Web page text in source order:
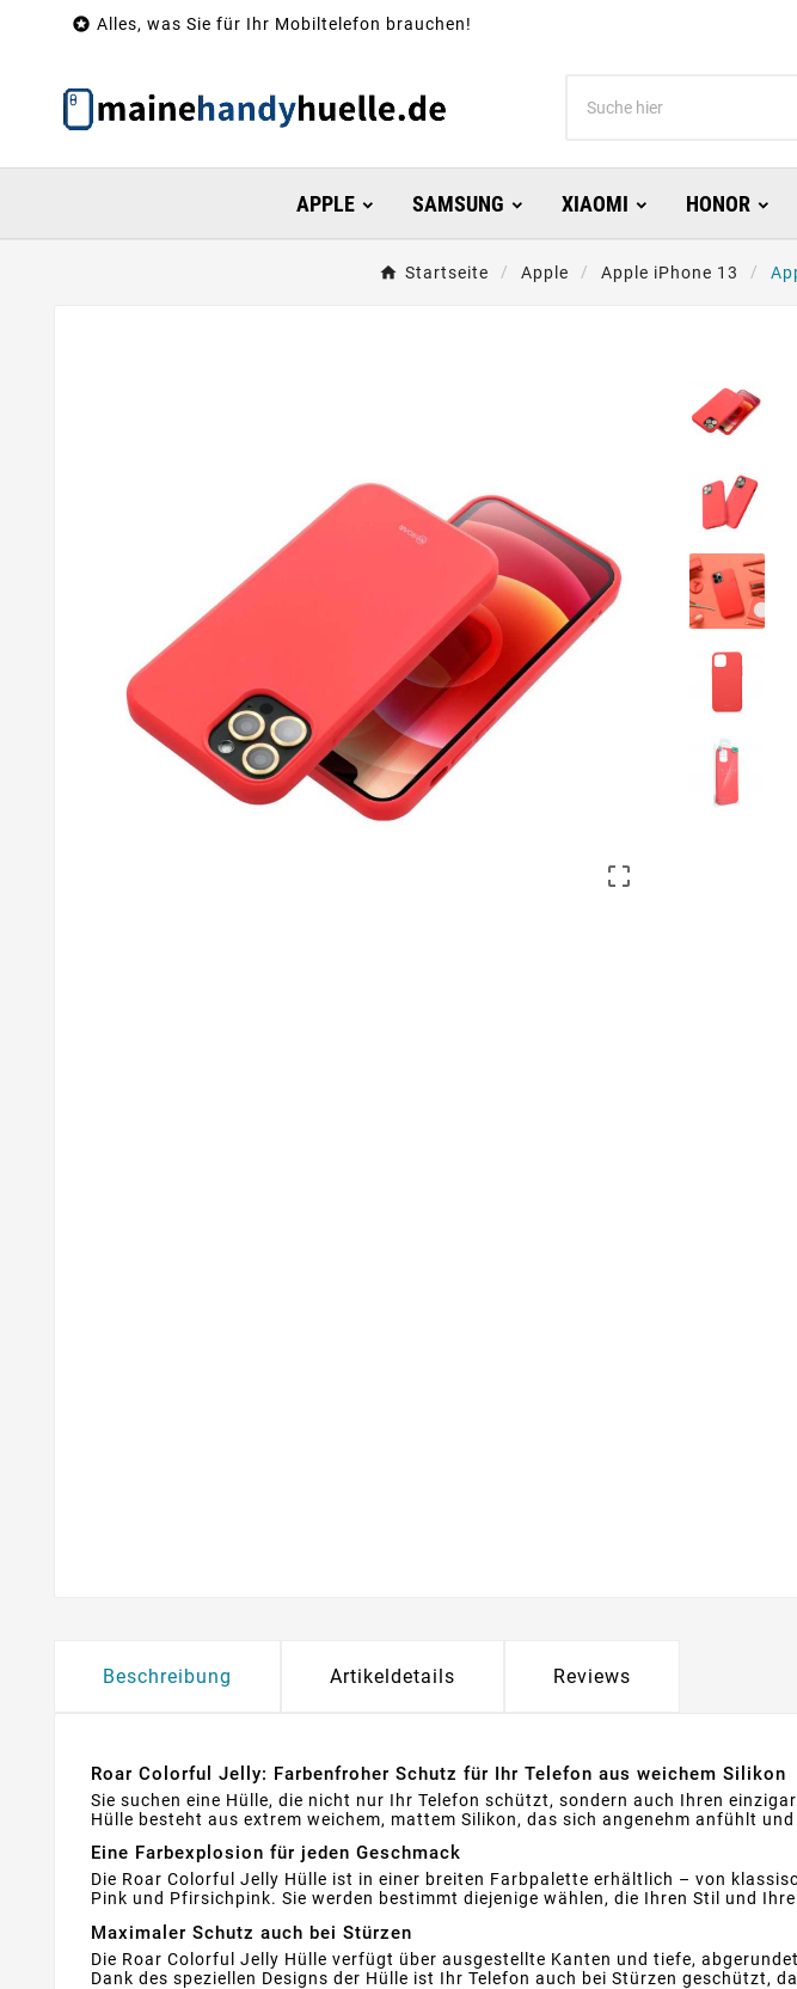
 Alles, was Sie für Ihr Mobiltelefon brauchen!
APPLE SAMSUNG XIAOMI HONOR
Startseite Apple Apple iPhone 13

Beschreibung Artikeldetails Reviews
Roar Colorful Jelly: Farbenfroher Schutz für Ihr Telefon aus weichem Silikon
Sie suchen eine Hülle, die nicht nur Ihr Telefon schützt, sondern auch Ihren
Hülle besteht aus extrem weichem, mattem Silikon, das sich angenehm anfühlt
Eine Farbexplosion für jeden Geschmack
Die Roar Colorful Jelly Hülle ist in einer breiten Farbpalette erhältlich – von
Pink und Pfirsichpink. Sie werden bestimmt diejenige wählen, die Ihren Stil und
Maximaler Schutz auch bei Stürzen
Die Roar Colorful Jelly Hülle verfügt über ausgestellte Kanten und tiefe,
Dank des speziellen Designs der Hülle ist Ihr Telefon auch bei Stürzen geschützt,